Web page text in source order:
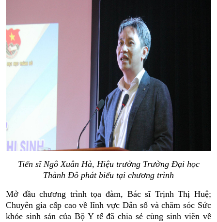
Tiến sĩ Ngô Xuân Hà, Hiệu trưởng Trường Đại học
Thành Đô phát biểu tại chương trình
Mở đầu chương trình tọa đàm, Bác sĩ Trịnh Thị Huệ;
Chuyên gia cấp cao về lĩnh vực Dân số và chăm sóc Sức
khỏe sinh sản của Bộ Y tế đã chia sẻ cùng sinh viên về